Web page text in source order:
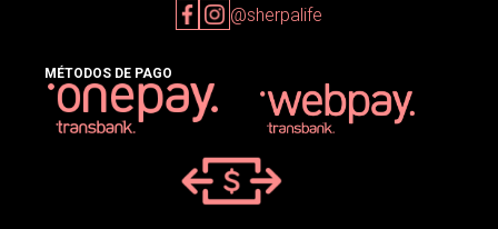
@sherpalife
MÉTODOS DE PAGO